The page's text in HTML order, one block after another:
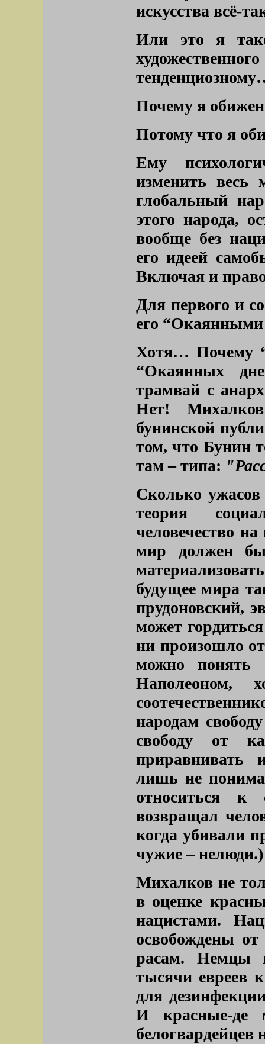
искусства всё-
Или это я
Почему я
Потому что я
Ему
изменить весь
глобальный
этого народа,
вообще без
его идеей
Включая и
Для первого и
его
Хотя… Почему
“Окаянных
трамвай с
Нет!
бунинской
том, что Бунин
там – типа:
Сколько
теория
человечество
мир должен
будущее мира
прудоновский,
может
ни произошло
можно понять
Наполеоном,
народам
свободу от
приравнивать
лишь не
относиться к
возвращал
когда убивали
чужие – нелюди.)
Михалков не
в оценке
нацистами.
освобождены
расам. Немцы
тысячи евреев
для
И красные-де
белогвардейцев